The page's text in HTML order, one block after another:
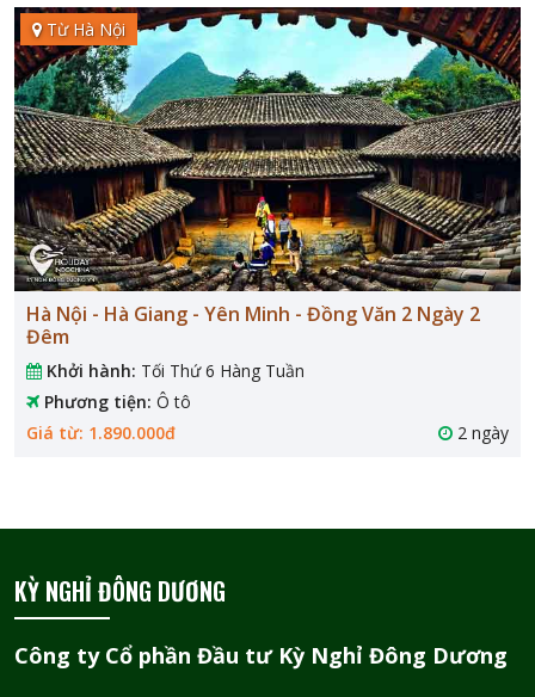
Từ Hà Nội
Hà Nội - Hà Giang - Yên Minh - Đồng Văn 2 Ngày 2
Đêm
Khởi hành: Tối Thứ 6 Hàng Tuần
Phương tiện: Ô tô
Giá từ: 1.890.000đ
2 ngày
KỲ NGHỈ ĐÔNG DƯƠNG
Công ty Cổ phần Đầu tư Kỳ Nghỉ Đông Dương